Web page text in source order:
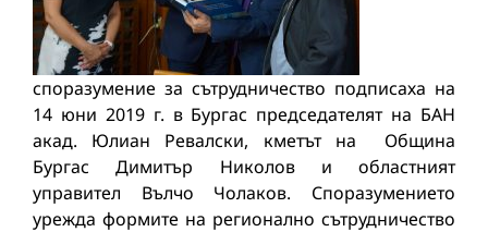
споразумение за сътрудничество подписаха на
14 юни 2019 г. в Бургас председателят на БАН
акад. Юлиан Ревалски, кметът на Община
Бургас Димитър Николов и областният
управител Вълчо Чолаков. Споразумението
урежда формите на регионално сътрудничество